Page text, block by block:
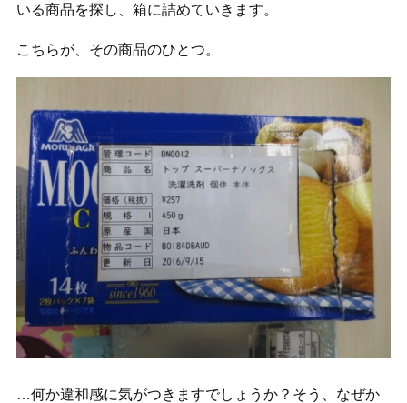
いる商品を探し、箱に詰めていきます。
こちらが、その商品のひとつ。
…何か違和感に気がつきますでしょうか？そう、なぜか